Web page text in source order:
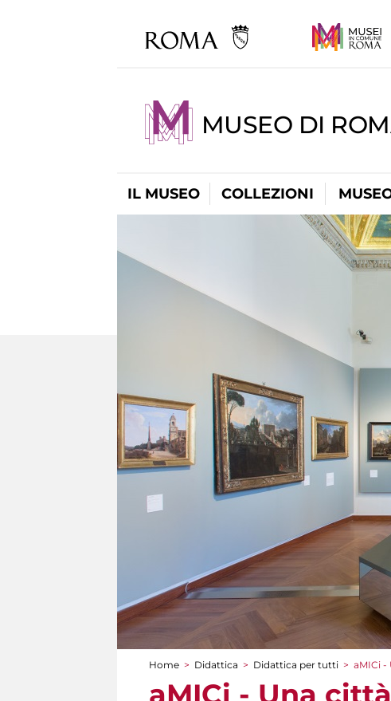
MUSEO DI
IL MUSEO COLLEZIONI
Tu sei qui
Home > Didattica > Didattica per tutti > aMICi -